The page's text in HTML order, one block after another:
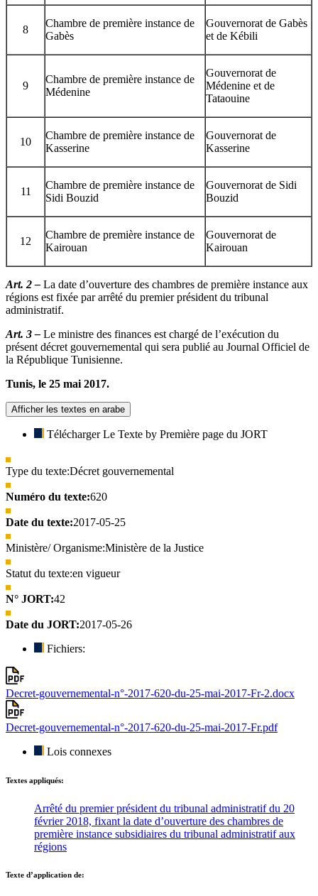
8
Chambre de première instance de
Gabès
Gouvernorat de Gabès
et de Kébili
9
Chambre de première instance de
Médenine
Gouvernorat de
Médenine et de
Tataouine
10
Chambre de première instance de
Kasserine
Gouvernorat de
Kasserine
11
Chambre de première instance de
Sidi Bouzid
Gouvernorat de Sidi
Bouzid
12
Chambre de première instance de
Kairouan
Gouvernorat de
Kairouan
Art. 2 – La date d’ouverture des chambres de première instance aux
régions est fixée par arrêté du premier président du tribunal
administratif.
Art. 3 – Le ministre des finances est chargé de l’exécution du
présent décret gouvernemental qui sera publié au Journal Officiel de
la République Tunisienne.
Tunis, le 25 mai 2017.
Afficher les textes en arabe
Télécharger Le Texte by Première page du JORT
Type du texte:Décret gouvernemental
Numéro du texte:620
Date du texte:2017-05-25
Ministère/ Organisme:Ministère de la Justice
Statut du texte:en vigueur
N° JORT:42
Date du JORT:2017-05-26
Fichiers:
Decret-gouvernemental-n°-2017-620-du-25-mai-2017-Fr-2.docx
Decret-gouvernemental-n°-2017-620-du-25-mai-2017-Fr.pdf
Lois connexes
Textes appliqués:
Arrêté du premier président du tribunal administratif du 20
février 2018, fixant la date d’ouverture des chambres de
première instance subsidiaires du tribunal administratif aux
régions
Texte d’application de: